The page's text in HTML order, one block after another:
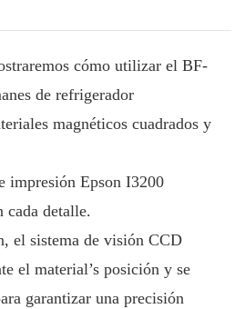
cómo utilizar el BF-
de refrigerador
magnéticos cuadrados y
impresión Epson I3200
cada detalle.
el sistema de visión CCD
el material’s posición y se
garantizar una precisión